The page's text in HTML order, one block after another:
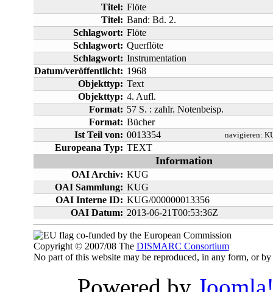
Titel: Flöte
Titel: Band: Bd. 2.
Schlagwort: Flöte
Schlagwort: Querflöte
Schlagwort: Instrumentation
Datum/veröffentlicht: 1968
Objekttyp: Text
Objekttyp: 4. Aufl.
Format: 57 S. : zahlr. Notenbeisp.
Format: Bücher
Ist Teil von: 0013354 navigieren:
Europeana Typ: TEXT
Information
OAI Archiv: KUG
OAI Sammlung: KUG
OAI Interne ID: KUG/000000013356
OAI Datum: 2013-06-21T00:53:36Z
co-funded by the European Commission
Copyright © 2007/08 The DISMARC Consortium
No part of this website may be reproduced, in any form, or